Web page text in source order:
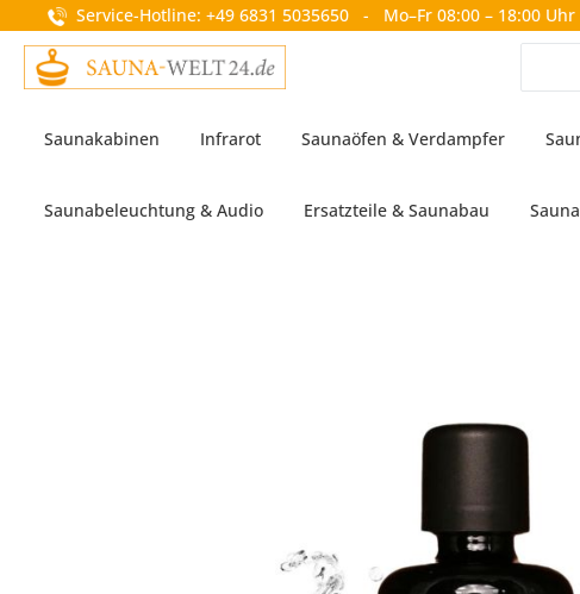
Zur Hauptnavigation springen
Service-Hotline: +49 6831 5035650 - Mo–Fr 08:00 – 18:00 Uhr
Saunakabinen Infrarot Saunaöfen & Verdampfer
Saunabeleuchtung & Audio Ersatzteile & Saunabau